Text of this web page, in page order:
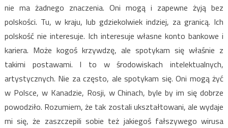
nie ma żadnego znaczenia. Oni mogą i zapewne żyją bez
polskości. Tu, w kraju, lub gdziekolwiek indziej, za granicą. Ich
polskość nie interesuje. Ich interesuje własne konto bankowe i
kariera. Może kogoś krzywdzę, ale spotykam się właśnie z
takimi postawami. I to w środowiskach intelektualnych,
artystycznych. Nie za często, ale spotykam się. Oni mogą żyć
w Polsce, w Kanadzie, Rosji, w Chinach, byle by im się dobrze
powodziło. Rozumiem, że tak zostali ukształtowani, ale wydaje
mi się, że zaszczepili sobie też jakiegoś fałszywego wirusa